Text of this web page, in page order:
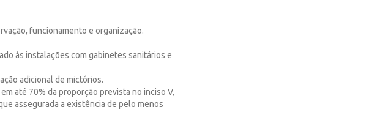
funcionamento e organização.
às instalações com gabinetes sanitários e
adicional de mictórios.
até 70% da proporção prevista no inciso V,
assegurada a existência de pelo menos